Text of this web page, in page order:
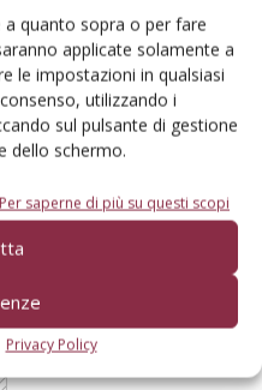
quanto sopra o per fare
applicate solamente a
le impostazioni in qualsiasi
utilizzando i
sul pulsante di gestione
dello schermo.
Per saperne di più su questi scopi
Privacy Policy
agli agricoltori